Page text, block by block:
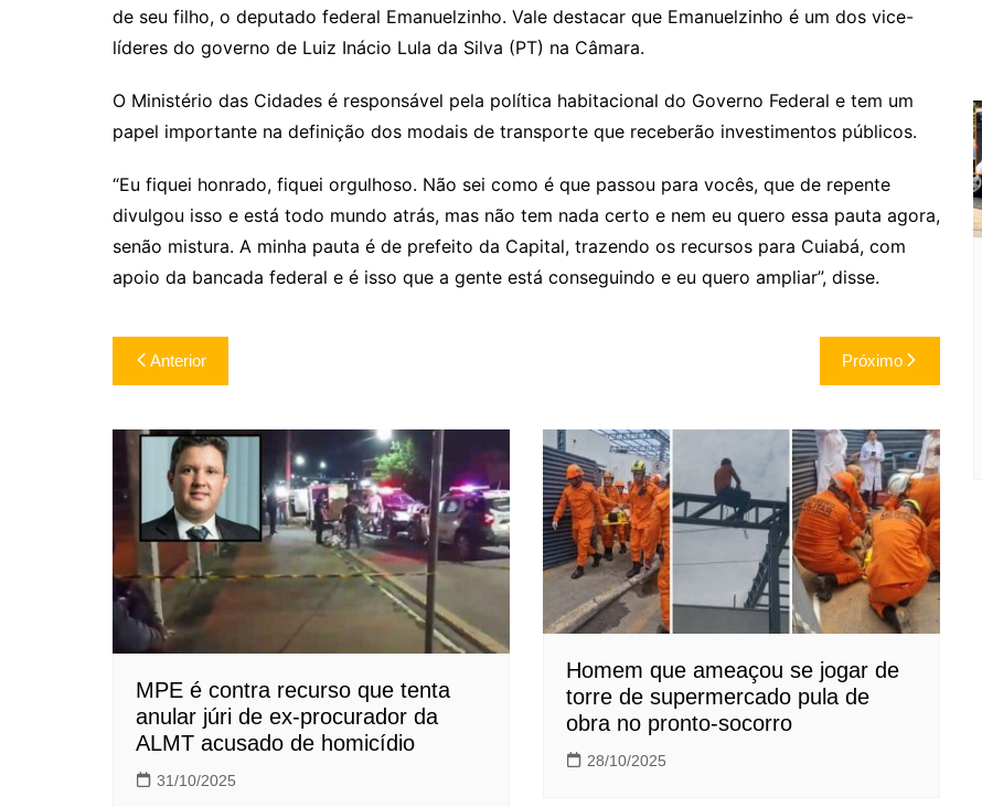
de seu filho, o deputado federal Emanuelzinho. Vale destacar que Emanuelzinho é um dos vice-
líderes do governo de Luiz Inácio Lula da Silva (PT) na Câmara.
O Ministério das Cidades é responsável pela política habitacional do Governo Federal e tem um
papel importante na definição dos modais de transporte que receberão investimentos públicos.
“Eu fiquei honrado, fiquei orgulhoso. Não sei como é que passou para vocês, que de repente
divulgou isso e está todo mundo atrás, mas não tem nada certo e nem eu quero essa pauta agora,
senão mistura. A minha pauta é de prefeito da Capital, trazendo os recursos para Cuiabá, com
apoio da bancada federal e é isso que a gente está conseguindo e eu quero ampliar”, disse.
Navegação
de
Post
Anterior Próximo
MPE é contra recurso que tenta
anular júri de ex-procurador da
ALMT acusado de homicídio
31/10/2025
Homem que ameaçou se jogar de
torre de supermercado pula de
obra no pronto-socorro
28/10/2025